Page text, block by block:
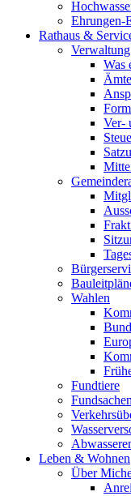
Ehrungen-
Rathaus &
Verwaltung
Was
Ver-
Wahlen
Fundtiere
Fundsachen
Leben & Wohnen
Über